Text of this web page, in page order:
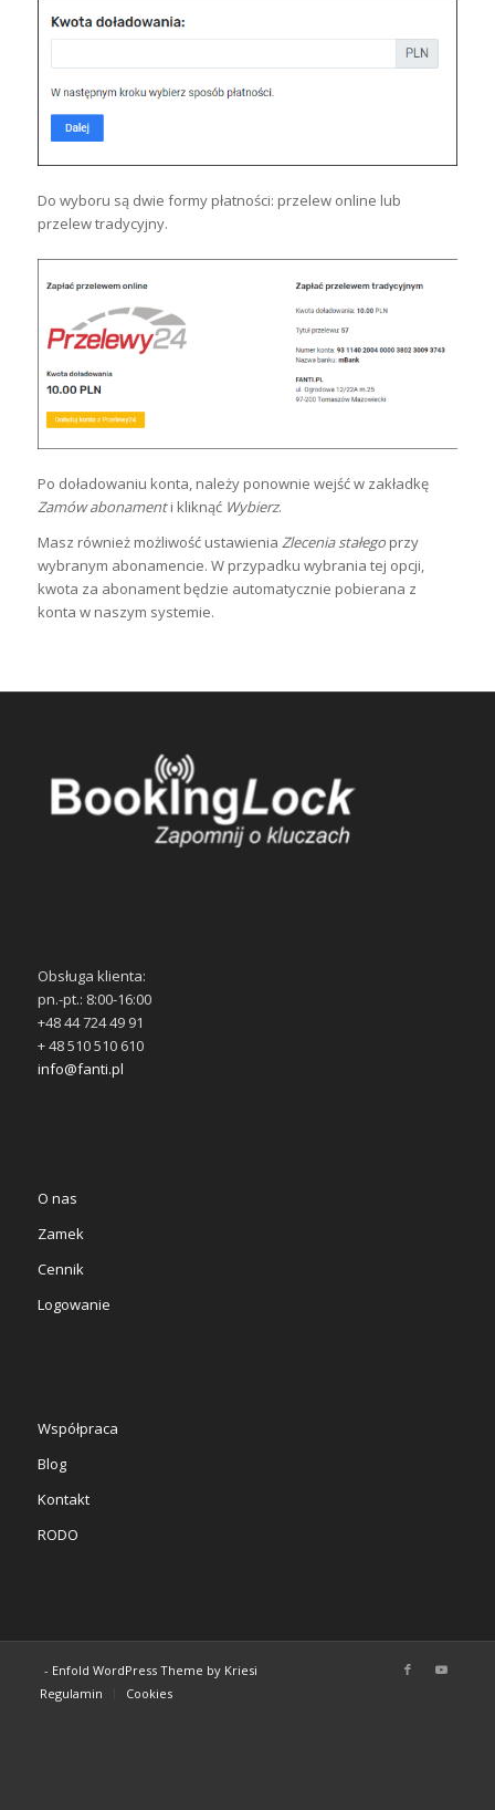
Do wyboru są dwie formy płatności: przelew online lub
przelew tradycyjny.
Po doładowaniu konta, należy ponownie wejść w zakładkę
Zamów abonamenti kliknąć Wybierz.
Masz również możliwość ustawienia Zlecenia stałegoprzy
wybranym abonamencie. W przypadku wybrania tej opcji,
kwota za abonament będzie automatycznie pobierana z
konta w naszym systemie.
Obsługa klienta:
pn.-pt.: 8:00-16:00
+48 44 724 49 91
+ 48 510 510 610
info@fanti.pl
O nas
Zamek
Cennik
Logowanie
Współpraca
Blog
Kontakt
RODO
- Enfold WordPress Theme by Kriesi
Regulamin
Cookies